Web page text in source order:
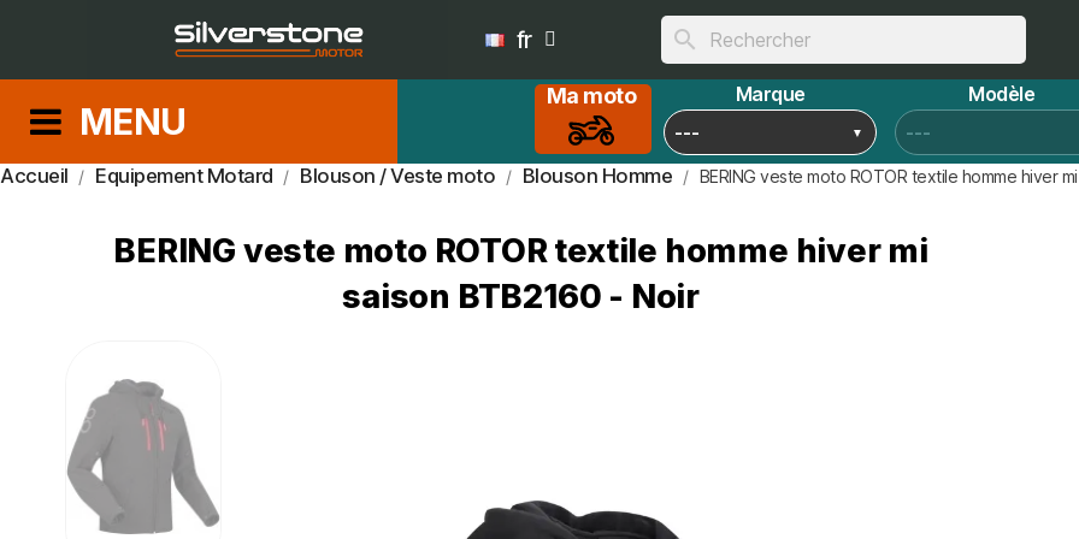
fr search
MENU
Ma moto Marque Modèle
Accueil Equipement Motard Blouson / Veste moto Blouson Homme BERING veste moto ROTOR textile homme hiver
BERING veste moto ROTOR textile homme hiver mi
saison BTB2160 - Noir